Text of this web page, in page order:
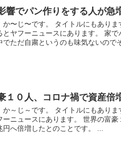
響でパン作りをする人が急
か〜じ〜です。 タイトルにもあり
とヤフーニュースにあります。 家
でただ自粛というのも味気ないので
１０人、コロナ禍で資産倍
か～じ～です。 タイトルにもあり
ーニュースにあります。 世界の富
へ倍増したとのことです。 ...